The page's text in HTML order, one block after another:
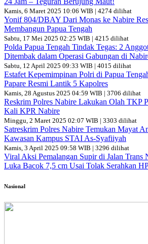
Kamis, 6 Maret 2025 10:06 WIB | 4274 dilihat
Yonif 804/DBAY Dari Monas ke Nabire
Membangun Papua Tengah
Sabtu, 17 Mei 2025 02:25 WIB | 4215 dilihat
Polda Papua Tengah Tindak Tegas: 2
Ditembak dalam Operasi Gabungan di
Sabtu, 12 April 2025 09:33 WIB | 4015 dilihat
Estafet Kepemimpinan Polri di Papua
Papare Resmi Lantik 5 Kapolres
Kamis, 28 Agustus 2025 04:59 WIB | 3706 dilihat
Reskrim Polres Nabire Lakukan Olah TKP
Kali KPR Nabire
Minggu, 2 Maret 2025 02:07 WIB | 3303 dilihat
Satreskrim Polres Nabire Temukan Mayat
Kawasan Kampus STAI As-Syafiiyah
Kamis, 3 April 2025 09:58 WIB | 3296 dilihat
Viral Aksi Pemalangan Supir di Jalan Trans
Luka Bacok 7,5 cm Usai Tolak Serahkan
Nasional